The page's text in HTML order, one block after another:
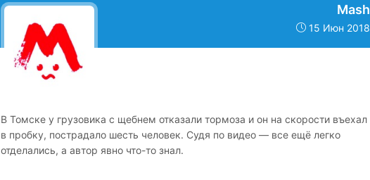
Mash
15 Июн 2018
В Томске у грузовика с щебнем отказали тормоза и он на скорости въехал
в пробку, пострадало шесть человек. Судя по видео — все ещё легко
отделались, а автор явно что-то знал.